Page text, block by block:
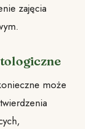
zajęcia
może